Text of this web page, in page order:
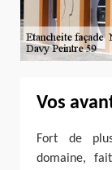
Vos
Fort de
domaine,